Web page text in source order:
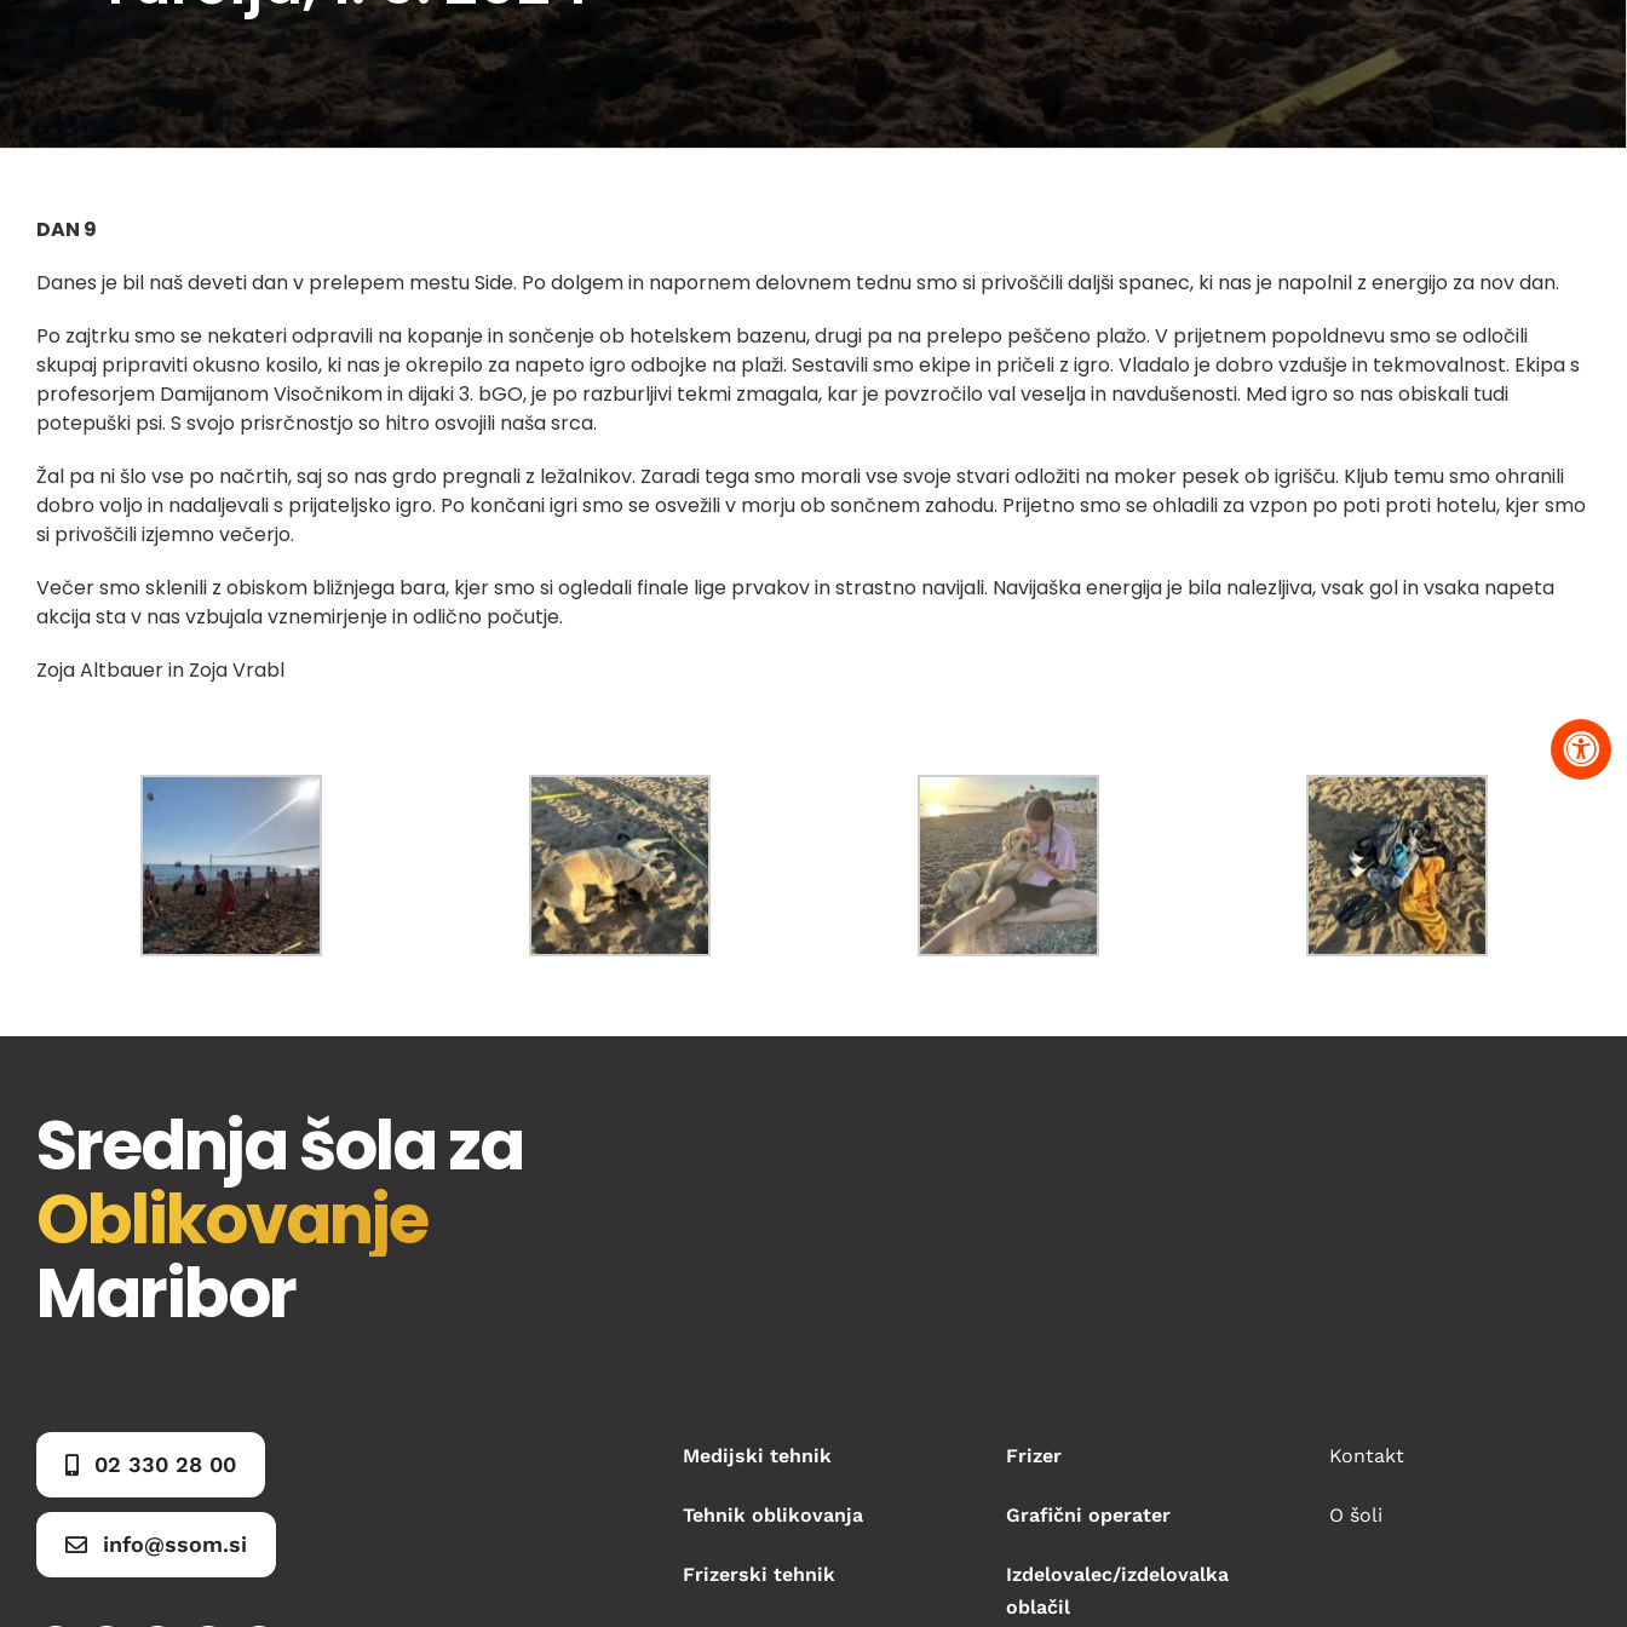
DAN 9
Danes je bil naš deveti dan v prelepem mestu Side. Po dolgem in napornem delovnem tednu smo si privoščili daljši spanec, ki nas je napolnil z energijo za nov dan.
Po zajtrku smo se nekateri odpravili na kopanje in sončenje ob hotelskem bazenu, drugi pa na prelepo peščeno plažo. V prijetnem popoldnevu smo se odločili
skupaj pripraviti okusno kosilo, ki nas je okrepilo za napeto igro odbojke na plaži. Sestavili smo ekipe in pričeli z igro. Vladalo je dobro vzdušje in tekmovalnost. Ekipa s
profesorjem Damijanom Visočnikom in dijaki 3. bGO, je po razburljivi tekmi zmagala, kar je povzročilo val veselja in navdušenosti. Med igro so nas obiskali tudi
potepuški psi. S svojo prisrčnostjo so hitro osvojili naša srca.
Žal pa ni šlo vse po načrtih, saj so nas grdo pregnali z ležalnikov. Zaradi tega smo morali vse svoje stvari odložiti na moker pesek ob igrišču. Kljub temu smo ohranili
dobro voljo in nadaljevali s prijateljsko igro. Po končani igri smo se osvežili v morju ob sončnem zahodu. Prijetno smo se ohladili za vzpon po poti proti hotelu, kjer smo
si privoščili izjemno večerjo.
Večer smo sklenili z obiskom bližnjega bara, kjer smo si ogledali finale lige prvakov in strastno navijali. Navijaška energija je bila nalezljiva, vsak gol in vsaka napeta
akcija sta v nas vzbujala vznemirjenje in odlično počutje.
Zoja Altbauer in Zoja Vrabl
Srednja šola za
Oblikovanje
Maribor
02 330 28 00
info@ssom.si
Medijski tehnik
Tehnik oblikovanja
Frizerski tehnik
Frizer
Grafični operater
Izdelovalec/izdelovalka
oblačil
Kontakt
O šoli